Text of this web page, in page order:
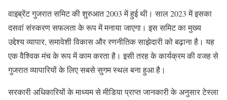
वाइब्रेंट गुजरात समिट की शुरुआत 2003 में हुई थी। साल 2023 में इसका
दसवां संस्करण सफलता के रूप में मनाया जाएगा। इस समिट का मुख्य
उद्देश्य व्यापार, समावेशी विकास और रणनीतिक साझेदारी को बढ़ाना है। यह
एक वैश्विक मंच के रूप में काम करता है। इसी तरह के कार्यक्रम की वजह से
गुजरात व्यापारियों के लिए सबसे सुगम स्थल बना हुआ है।
सरकारी अधिकारियों के माध्यम से मीडिया प्राप्त जानकारी के अनुसार टेस्ला